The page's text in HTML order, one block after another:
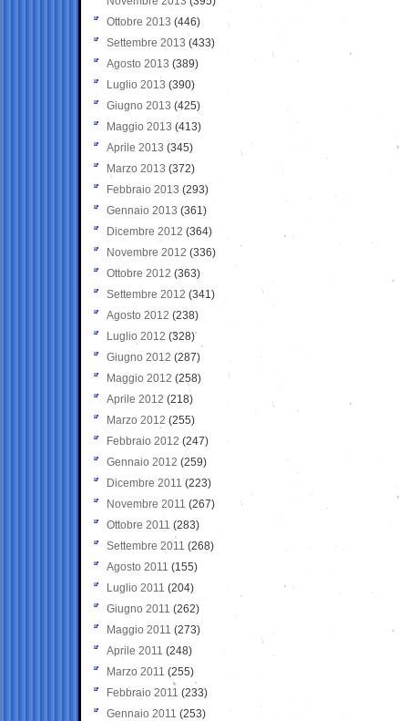
Ottobre 2013 (446)
Settembre 2013 (433)
Agosto 2013 (389)
Luglio 2013 (390)
Giugno 2013 (425)
Maggio 2013 (413)
Aprile 2013 (345)
Marzo 2013 (372)
Febbraio 2013 (293)
Gennaio 2013 (361)
Dicembre 2012 (364)
Novembre 2012 (336)
Ottobre 2012 (363)
Settembre 2012 (341)
Agosto 2012 (238)
Luglio 2012 (328)
Giugno 2012 (287)
Maggio 2012 (258)
Aprile 2012 (218)
Marzo 2012 (255)
Febbraio 2012 (247)
Gennaio 2012 (259)
Dicembre 2011 (223)
Novembre 2011 (267)
Ottobre 2011 (283)
Settembre 2011 (268)
Agosto 2011 (155)
Luglio 2011 (204)
Giugno 2011 (262)
Maggio 2011 (273)
Aprile 2011 (248)
Marzo 2011 (255)
Febbraio 2011 (233)
Gennaio 2011 (253)